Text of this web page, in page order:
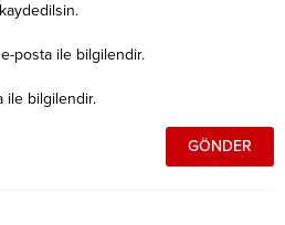
posta ile bilgilendir.
ile bilgilendir.